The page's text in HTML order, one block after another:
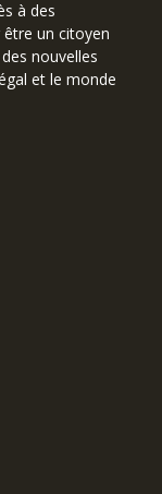
à des
un citoyen
nouvelles
et le monde